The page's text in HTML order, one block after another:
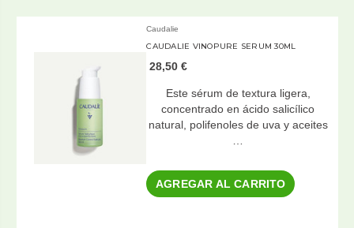
Caudalie
CAUDALIE VINOPURE SERUM 30ML
28,50 €
Este sérum de textura ligera,
concentrado en ácido salicílico
natural, polifenoles de uva y aceites
AGREGAR AL CARRITO